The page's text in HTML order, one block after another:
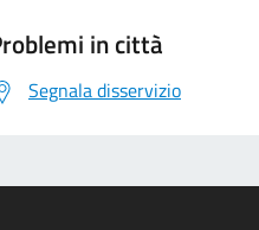
in città
Segnala disservizio